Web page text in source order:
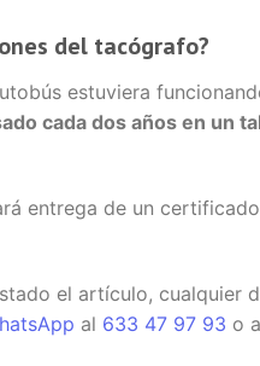
del tacógrafo?
estuviera
cada dos años en un
entrega de un
el artículo,
al 633 47 97 93 o